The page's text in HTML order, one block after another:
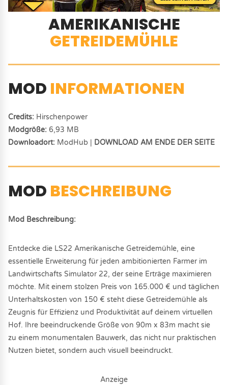
AMERIKANISCHE
GETREIDEMÜHLE
MOD INFORMATIONEN
Credits: Hirschenpower
Modgröße: 6,93 MB
Downloadort: ModHub | DOWNLOAD AM ENDE DER SEITE
MOD BESCHREIBUNG
Mod Beschreibung:
Entdecke die LS22 Amerikanische Getreidemühle, eine
essentielle Erweiterung für jeden ambitionierten Farmer im
Landwirtschafts Simulator 22, der seine Erträge maximieren
möchte. Mit einem stolzen Preis von 165.000 € und täglichen
Unterhaltskosten von 150 € steht diese Getreidemühle als
Zeugnis für Effizienz und Produktivität auf deinem virtuellen
Hof. Ihre beeindruckende Größe von 90m x 83m macht sie
zu einem monumentalen Bauwerk, das nicht nur praktischen
Nutzen bietet, sondern auch visuell beeindruckt.
Anzeige